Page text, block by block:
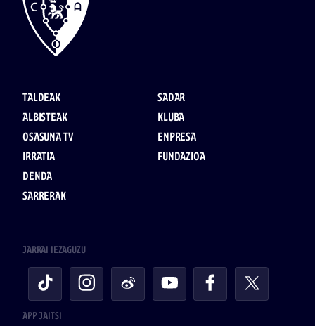
TALDEAK
ALBISTEAK
OSASUNA TV
IRRATIA
DENDA
SARRERAK
SADAR
KLUBA
ENPRESA
FUNDAZIOA
JARRAI IEZAGUZU
APP JAITSI